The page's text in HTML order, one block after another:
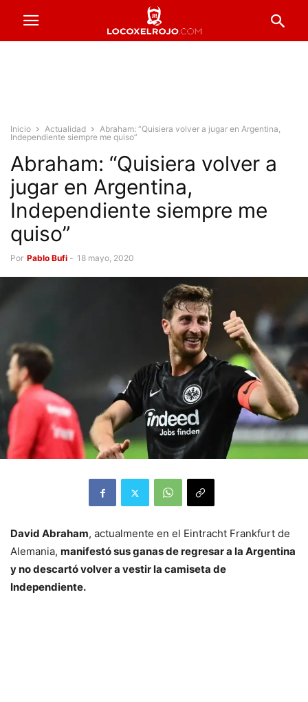
Inicio Actualidad
Abraham: “Quisiera volver a jugar en Argentina,
Independiente siempre me quiso”
Abraham: “Quisiera volver a
jugar en Argentina,
Independiente siempre me
quiso”
Por Pablo Bufi - 18 mayo, 2020
David Abraham, actualmente en el Eintracht Frankfurt de
Alemania, manifestó sus ganas de regresar a la Argentina
y no descartó volver a vestir la camiseta de
Independiente.